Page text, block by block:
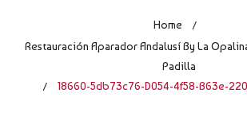
TASACIÓN Y COMPRA
CATÁLOGO
Home /
Restauración Aparador Andalusí By La
Padilla
/ 18660-5db73c76-D054-4f58-B63e-